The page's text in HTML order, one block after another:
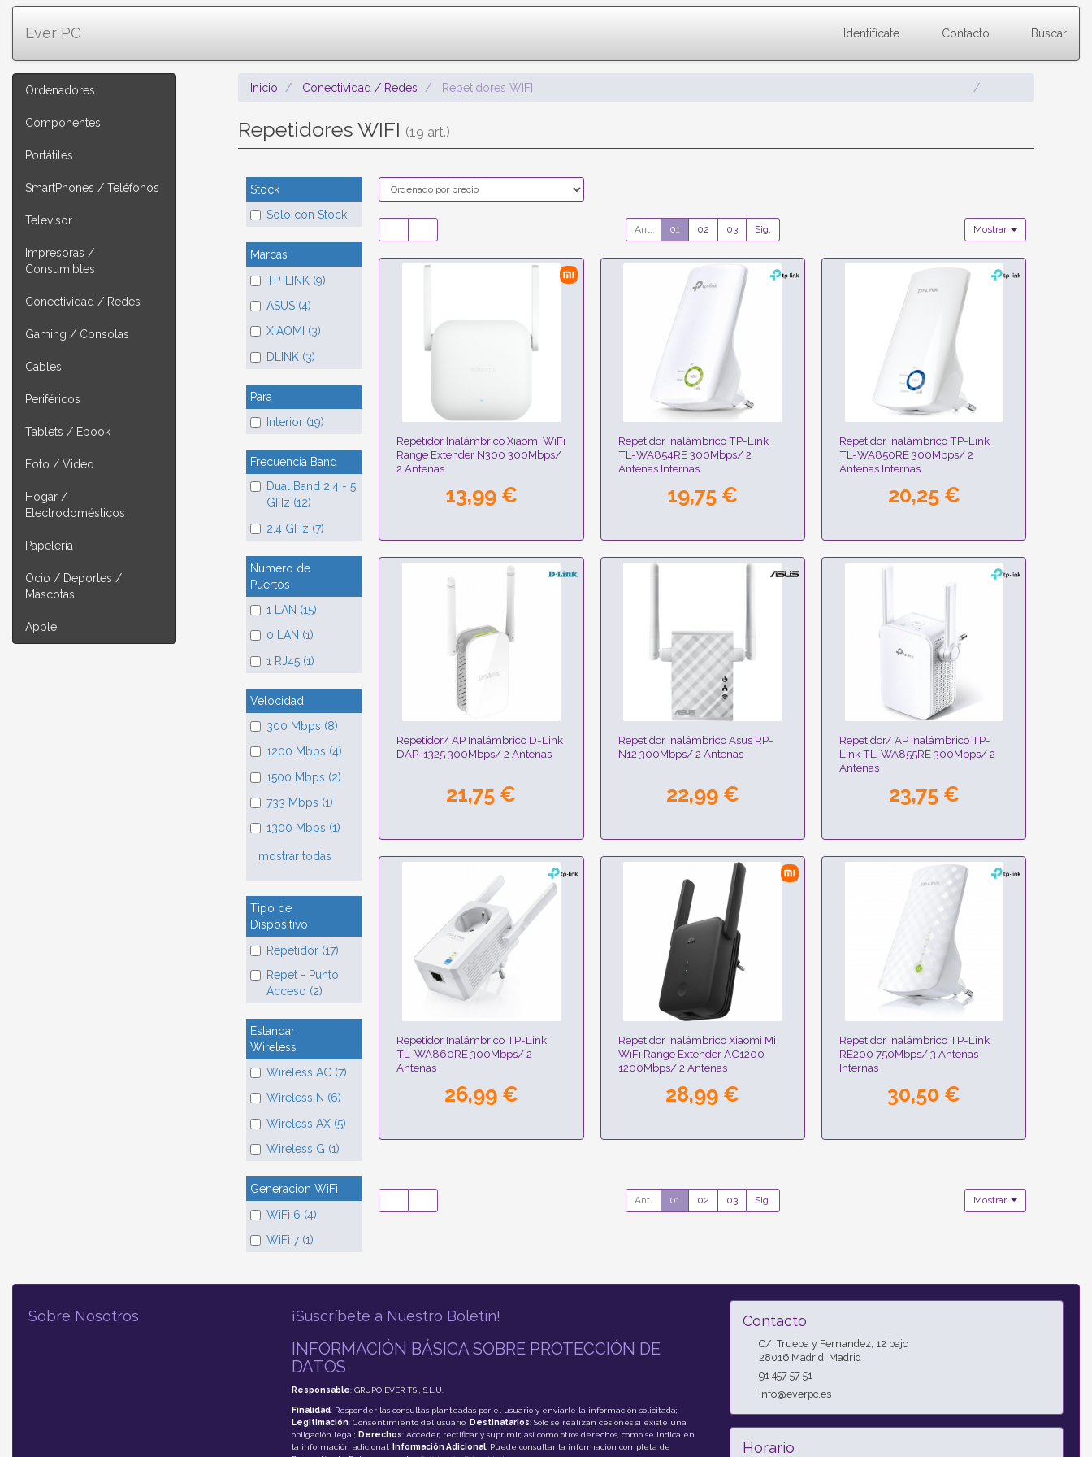
Ever PC Identifícate Contacto Buscar
Ordenadores
Componentes
Portátiles
SmartPhones / Teléfonos
Televisor
Impresoras /
Consumibles
Conectividad / Redes
Gaming / Consolas
Cables
Periféricos
Tablets / Ebook
Foto / Video
Hogar /
Electrodomésticos
Papelería
Ocio / Deportes /
Mascotas
Apple
Inicio Conectividad / Redes Repetidores WIFI
Repetidores WIFI (19 art.)
Stock
Solo con Stock
Marcas
TP-LINK (9)
ASUS (4)
XIAOMI (3)
DLINK (3)
Para
Interior (19)
Frecuencia Band
Dual Band 2.4 - 5
GHz (12)
2.4 GHz (7)
Numero de
Puertos
1 LAN (15)
0 LAN (1)
1 RJ45 (1)
Velocidad
300 Mbps (8)
1200 Mbps (4)
1500 Mbps (2)
733 Mbps (1)
1300 Mbps (1)
mostrar todas
Tipo de
Dispositivo
Repetidor (17)
Repet - Punto
Acceso (2)
Estandar
Wireless
Wireless AC (7)
Wireless N (6)
Wireless AX (5)
Wireless G (1)
Generacion WiFi
WiFi 6 (4)
WiFi 7 (1)
Ant. 01 02 03 Sig. Mostrar
Repetidor Inalámbrico Xiaomi WiFi
Range Extender N300 300Mbps/
2 Antenas
13,99 €
Repetidor Inalámbrico TP-Link
TL-WA854RE 300Mbps/ 2
Antenas Internas
19,75 €
Repetidor Inalámbrico TP-Link
TL-WA850RE 300Mbps/ 2
Antenas Internas
20,25 €
Repetidor/ AP Inalámbrico D-Link
DAP-1325 300Mbps/ 2 Antenas
21,75 €
Repetidor Inalámbrico Asus RP-
N12 300Mbps/ 2 Antenas
22,99 €
Repetidor/ AP Inalámbrico TP-
Link TL-WA855RE 300Mbps/ 2
Antenas
23,75 €
Repetidor Inalámbrico TP-Link
TL-WA860RE 300Mbps/ 2
Antenas
26,99 €
Repetidor Inalámbrico Xiaomi Mi
WiFi Range Extender AC1200
1200Mbps/ 2 Antenas
28,99 €
Repetidor Inalámbrico TP-Link
RE200 750Mbps/ 3 Antenas
Internas
30,50 €
Ant. 01 02 03 Sig. Mostrar
Sobre Nosotros ¡Suscríbete a Nuestro Boletín!
INFORMACIÓN BÁSICA SOBRE PROTECCIÓN DE
DATOS
Responsable: GRUPO EVER TSI, S.L.U.
Finalidad: Responder las consultas planteadas por el usuario y enviarle la información solicitada;
Legitimación: Consentimiento del usuario; Destinatarios: Solo se realizan cesiones si existe una
obligación legal; Derechos: Acceder, rectificar y suprimir, así como otros derechos, como se indica en
la información adicional;
Información Adicional: Puede consultar la información completa de
Contacto
C/. Trueba y Fernandez, 12 bajo
28016 Madrid Madrid
91 457 57 51
info@everpc.es
Horario